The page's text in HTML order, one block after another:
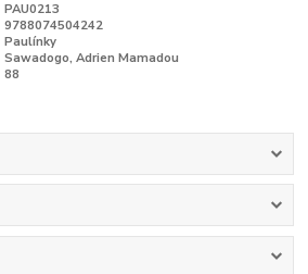
PAU0213
9788074504242
Paulínky
Sawadogo, Adrien Mamadou
88